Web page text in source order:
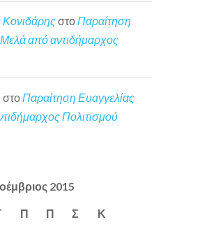
στοΠαραίτηση
από αντιδήμαρχος
στο Παραίτηση Ευαγγελίας
Πολιτισμού
2015
Π Π Σ Κ